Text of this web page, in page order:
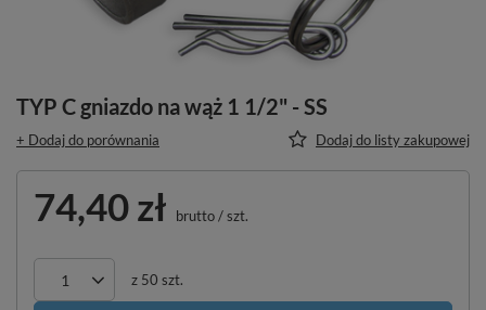
TYP C gniazdo na wąż 1 1/2" - SS
+ Dodaj do porównania Dodaj do listy zakupowej
74,40 zł brutto/szt.
z 50 szt.